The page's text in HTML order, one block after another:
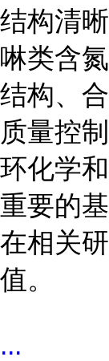
结构清
啉类含
结构、
质量控
环化学
重要的
在相关
值。
...